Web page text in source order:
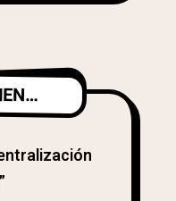
RECENT COMMENTS